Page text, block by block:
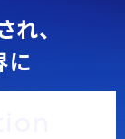
、
に